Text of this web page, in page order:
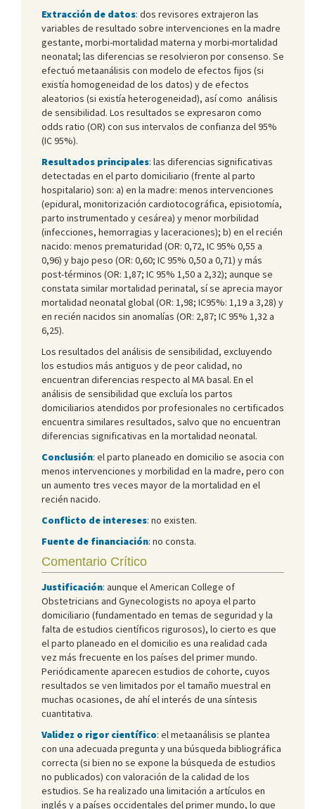
Extracción de datos: dos revisores extrajeron las
variables de resultado sobre intervenciones en la madre
gestante, morbi-mortalidad materna y morbi-mortalidad
neonatal; las diferencias se resolvieron por consenso. Se
efectuó metaanálisis con modelo de efectos fijos (si
existía homogeneidad de los datos) y de efectos
aleatorios (si existía heterogeneidad), así como análisis
de sensibilidad. Los resultados se expresaron como
odds ratio (OR) con sus intervalos de confianza del 95%
(IC 95%).
Resultados principales: las diferencias significativas
detectadas en el parto domiciliario (frente al parto
hospitalario) son: a) en la madre: menos intervenciones
(epidural, monitorización cardiotocográfica, episiotomía,
parto instrumentado y cesárea) y menor morbilidad
(infecciones, hemorragias y laceraciones); b) en el recién
nacido: menos prematuridad (OR: 0,72, IC 95% 0,55 a
0,96) y bajo peso (OR: 0,60; IC 95% 0,50 a 0,71) y más
post-términos (OR: 1,87; IC 95% 1,50 a 2,32); aunque se
constata similar mortalidad perinatal, sí se aprecia mayor
mortalidad neonatal global (OR: 1,98; IC95%: 1,19 a 3,28) y
en recién nacidos sin anomalías (OR: 2,87; IC 95% 1,32 a
6,25).
Los resultados del análisis de sensibilidad, excluyendo
los estudios más antiguos y de peor calidad, no
encuentran diferencias respecto al MA basal. En el
análisis de sensibilidad que excluía los partos
domiciliarios atendidos por profesionales no certificados
encuentra similares resultados, salvo que no encuentran
diferencias significativas en la mortalidad neonatal.
Conclusión: el parto planeado en domicilio se asocia con
menos intervenciones y morbilidad en la madre, pero con
un aumento tres veces mayor de la mortalidad en el
recién nacido.
Conflicto de intereses: no existen.
Fuente de financiación: no consta.
Comentario Crítico
Justificación: aunque el American College of
Obstetricians and Gynecologists no apoya el parto
domiciliario (fundamentado en temas de seguridad y la
falta de estudios científicos rigurosos), lo cierto es que
el parto planeado en el domicilio es una realidad cada
vez más frecuente en los países del primer mundo.
Periódicamente aparecen estudios de cohorte, cuyos
resultados se ven limitados por el tamaño muestral en
muchas ocasiones, de ahí el interés de una síntesis
cuantitativa.
Validez o rigor científico: el metaanálisis se plantea
con una adecuada pregunta y una búsqueda bibliográfica
correcta (si bien no se expone la búsqueda de estudios
no publicados) con valoración de la calidad de los
estudios. Se ha realizado una limitación a artículos en
inglés y a países occidentales del primer mundo, lo que